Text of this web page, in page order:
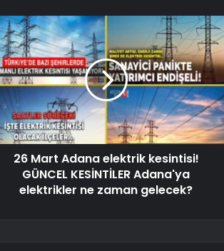
26 Mart Adana elektrik kesintisi!
GÜNCEL KESİNTİLER Adana'ya
elektrikler ne zaman gelecek?